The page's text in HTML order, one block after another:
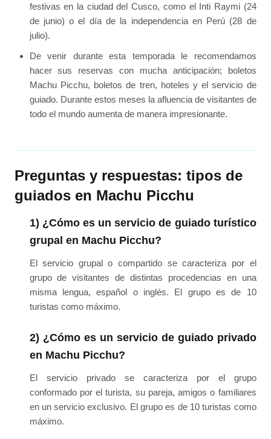
festivas en la ciudad del Cusco, como el Inti Raymi (24
de junio) o el día de la independencia en Perú (28 de
julio).
De venir durante esta temporada le recomendamos
hacer sus reservas con mucha anticipación; boletos
Machu Picchu, boletos de tren, hoteles y el servicio de
guiado. Durante estos meses la afluencia de visitantes de
todo el mundo aumenta de manera impresionante.
Preguntas y respuestas: tipos de
guiados en Machu Picchu
1) ¿Cómo es un servicio de guiado turístico
grupal en Machu Picchu?
El servicio grupal o compartido se caracteriza por el
grupo de visitantes de distintas procedencias en una
misma lengua, español o inglés. El grupo es de 10
turistas como máximo.
2) ¿Cómo es un servicio de guiado privado
en Machu Picchu?
El servicio privado se caracteriza por el grupo
conformado por el turista, su pareja, amigos o familiares
en un servicio exclusivo. El grupo es de 10 turistas como
máximo.